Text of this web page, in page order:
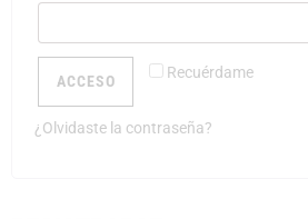
Recuérdame
ACCESO
¿Olvidaste la contraseña?